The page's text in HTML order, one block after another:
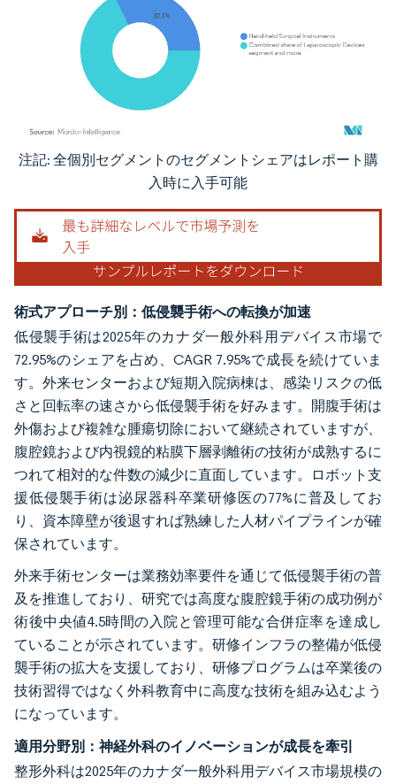
画像 © Mordor Intelligence。再利用にはCC BY 4.0の表示が必要です。
注記: 全個別セグメントのセグメントシェアはレポート購
入時に入手可能
術式アプローチ別：低侵襲手術への転換が加速
低侵襲手術は2025年のカナダ一般外科用デバイス市場で
72.95%のシェアを占め、CAGR 7.95%で成長を続けていま
す。外来センターおよび短期入院病棟は、感染リスクの低
さと回転率の速さから低侵襲手術を好みます。開腹手術は
外傷および複雑な腫瘍切除において継続されていますが、
腹腔鏡および内視鏡的粘膜下層剥離術の技術が成熟するに
つれて相対的な件数の減少に直面しています。ロボット支
援低侵襲手術は泌尿器科卒業研修医の77%に普及してお
り、資本障壁が後退すれば熟練した人材パイプラインが確
保されています。
外来手術センターは業務効率要件を通じて低侵襲手術の普
及を推進しており、研究では高度な腹腔鏡手術の成功例が
術後中央値4.5時間の入院と管理可能な合併症率を達成し
ていることが示されています。研修インフラの整備が低侵
襲手術の拡大を支援しており、研修プログラムは卒業後の
技術習得ではなく外科教育中に高度な技術を組み込むよう
になっています。
適用分野別：神経外科のイノベーションが成長を牽引
整形外科は2025年のカナダ一般外科用デバイス市場規模の